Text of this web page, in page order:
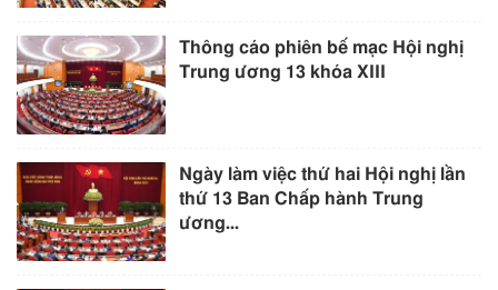
Thông cáo phiên bế mạc Hội nghị
Trung ương 13 khóa XIII
Ngày làm việc thứ hai Hội nghị lần
thứ 13 Ban Chấp hành Trung
ương...